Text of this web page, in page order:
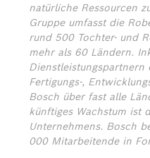
natürliche Ressourcen
Gruppe umfasst die
rund 500 Tochter- und
mehr als 60 Ländern.
Fertigungs-,
Bosch über fast alle
künftiges Wachstum ist
Unternehmens. Bosch
000 Mitarbeitende in